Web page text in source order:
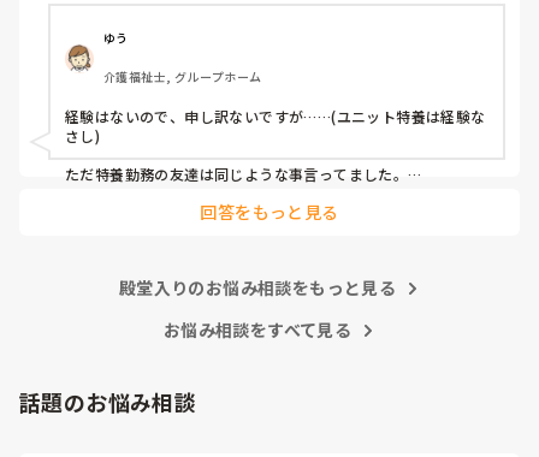
リーダーからは、〇〇さんは丁寧にやるから時間がかかるの
よと言われました。
私たちが相手にしているのは物ではなく人間です。
何時までにこれやってあれやってって言われても私は機械じ
ゃないんだからできるわけないじゃないですか？
オムツ交換も時間がかかりすぎと言われます。
食事介助も急いで食べさせたら誤嚥性肺炎の危険があるし、
移乗介助も世間一般的にやってはいけないことも安全のため
ました。私は側で見ていて、利用者様の表情が嫌がっている
でもまだ入社して日が浅いので何も言えず、ここに入社した
早すぎませんか？
ゆう
介護福祉士, グループホーム
経験はないので、申し訳ないですが……(ユニット特養は経験な
さし)
ただ特養勤務の友達は同じような事言ってました。
早めに行って、仕事回さないと終えれないって話してました。
上手く出来るようになれば
れば楽になるように思います。
回答をもっと見る
殿堂入りのお悩み相談をもっと見る
お悩み相談をすべて見る
話題のお悩み相談